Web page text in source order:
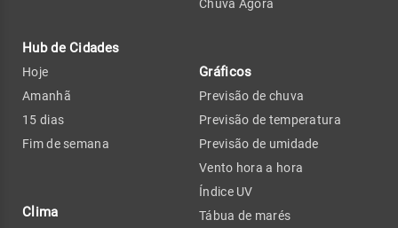
Hub de Cidades
Hoje
Amanhã
15 dias
Fim de semana
Clima
Chuva Agora
Gráficos
Previsão de chuva
Previsão de temperatura
Previsão de umidade
Vento hora a hora
Índice UV
Tábua de marés